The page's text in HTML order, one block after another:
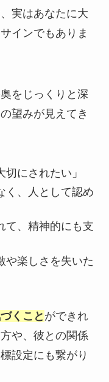
実はあなたに大
インでもありま
をじっくりと深
望みが見えてき
切にされたい」
く、人として認め
て、精神的にも支
や楽しさを失いた
くこと ができれ
や、彼との関係
設定にも繋がり